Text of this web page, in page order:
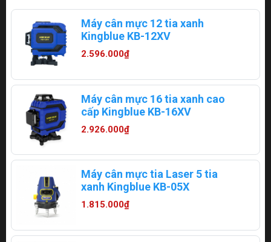
Máy cân mực 12 tia xanh
Kingblue KB-12XV
2.596.000₫
Máy cân mực 16 tia xanh cao
cấp Kingblue KB-16XV
2.926.000₫
Máy cân mực tia Laser 5 tia
xanh Kingblue KB-05X
1.815.000₫